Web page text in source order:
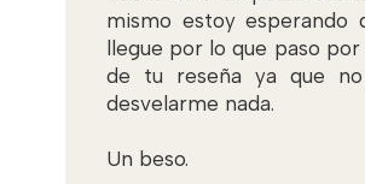
mismo estoy esperando
llegue por lo que paso
de tu reseña ya que no
desvelarme nada.
Un beso.